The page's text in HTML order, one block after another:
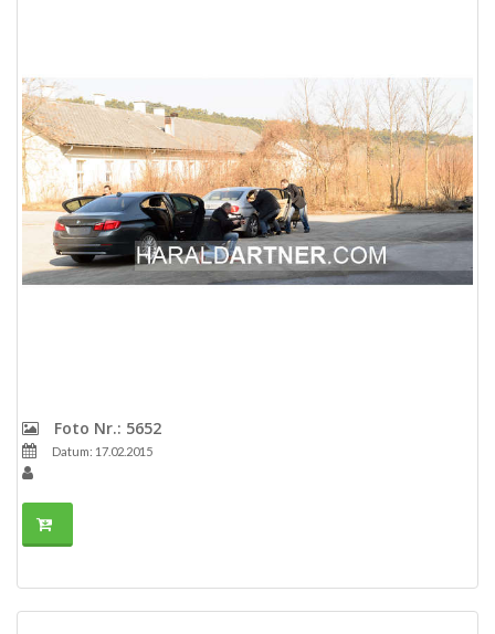
Foto Nr.: 5652
Datum: 17.02.2015